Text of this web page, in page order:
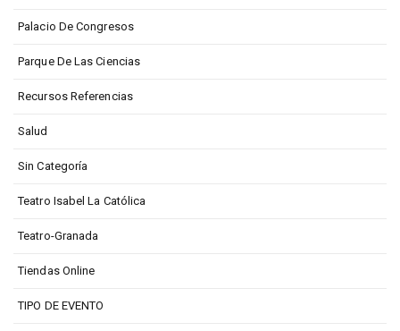
Palacio De Congresos
Parque De Las Ciencias
Recursos Referencias
Salud
Sin Categoría
Teatro Isabel La Católica
Teatro-Granada
Tiendas Online
TIPO DE EVENTO